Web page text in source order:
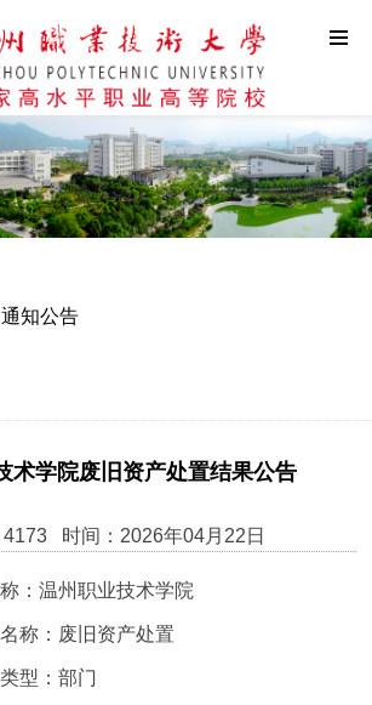
通知公告
术学院废旧资产处置结果公告
4173 时间：2026年04月22日
：温州职业技术学院
称：废旧资产处置
型：部门